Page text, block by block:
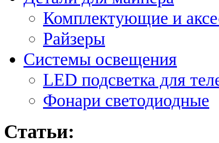
Комплектующие и
Райзеры
Системы освещения
LED подсветка для
Фонари светодиодные
Статьи: